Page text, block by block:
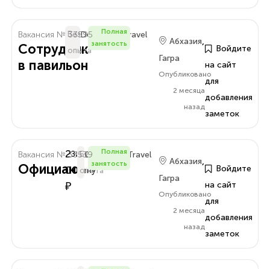
Вакансия № 33595
Сотрудник
в павильон
Без
опыта
Delo.Amra.Travel
Полная
занятость
Абхазия,
Гагра
Опубликовано
2 месяца
назад
Войдите
на сайт
для
добавления
заметок
Вакансия № 33539
Официант
2
000
₽
За
Смену
Без
опыта
Delo.Amra.Travel
Полная
занятость
Абхазия,
Гагра
Опубликовано
2 месяца
назад
Войдите
на сайт
для
добавления
заметок